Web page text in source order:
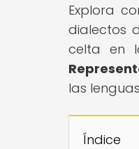
Explora
dialectos
celta en
las
Índice